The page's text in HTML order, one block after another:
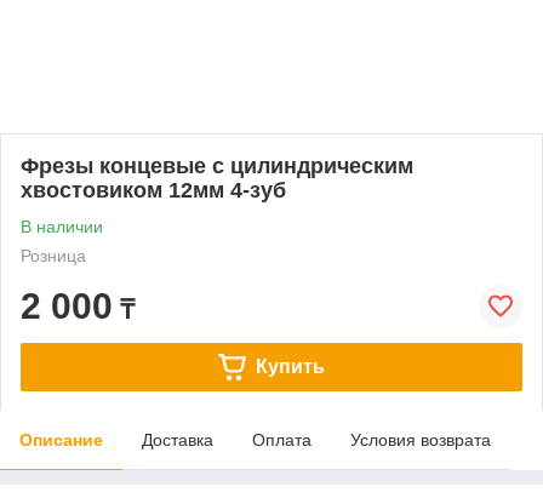
Фрезы концевые с цилиндрическим
хвостовиком 12мм 4-зуб
В наличии
Розница
2 000 ₸
Купить
Описание Доставка Оплата Условия возврата